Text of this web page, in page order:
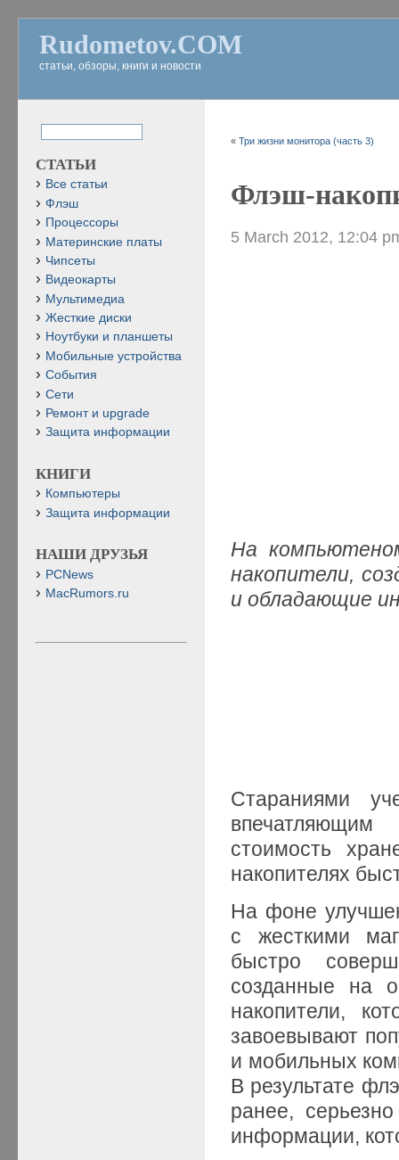
Rudometov.COM
статьи, обзоры, книги и новости
«Три жизни монитора (часть 3)
Флэш-
5 March 2012, 12:04
На
накопители,
и обладающие
Стараниями
впечатляющим
стоимость
накопителях
На фоне
с жесткими
быстро
созданные на
накопители,
завоевывают
и мобильных
В результате
ранее,
информации,
СТАТЬИ
Все статьи
Флэш
Процессоры
Материнские платы
Чипсеты
Видеокарты
Мультимедиа
Жесткие диски
Ноутбуки и планшеты
Мобильные устройства
События
Сети
Ремонт и upgrade
Защита информации
КНИГИ
Компьютеры
Защита информации
НАШИ ДРУЗЬЯ
PCNews
MacRumors.ru